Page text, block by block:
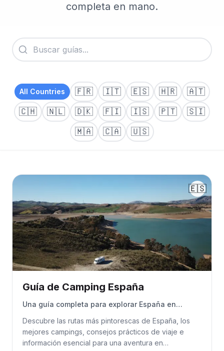
completa en mano.
All Countries 🇫🇷 🇮🇹 🇪🇸 🇭🇷
🇦🇹
🇨🇭
🇳🇱 🇩🇰 🇫🇮 🇮🇸 🇵🇹
🇸🇮
🇲🇦
🇨🇦 🇺🇸
🇪🇸
Guía de Camping España
Una guía completa para explorar España en
Descubre las rutas más pintorescas de España, los
mejores campings, consejos prácticos de viaje e
información esencial para una aventura en